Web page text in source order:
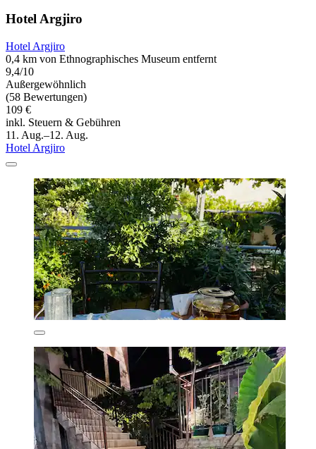
Hotel Argjiro
Hotel Argjiro
0,4 km von Ethnographisches Museum entfernt
9,4/10
Außergewöhnlich
(58 Bewertungen)
109 €
inkl. Steuern & Gebühren
11. Aug.–12. Aug.
Hotel Argjiro